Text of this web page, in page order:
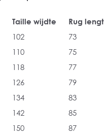
Taille wijdte Rug
102 73
110 75
118 77
126 79
134 83
142 85
150 87